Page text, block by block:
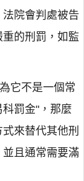
院會判處被告
的刑罰，如監
它不是一個常
罰金"，那麼
來替代其他刑
且通常需要滿